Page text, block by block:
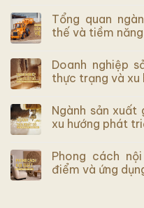
Tổng quan
thế và tiềm năng
Doanh nghiệp
thực trạng và xu
Ngành sản xuất
xu hướng phát
Phong cách
điểm và ứng